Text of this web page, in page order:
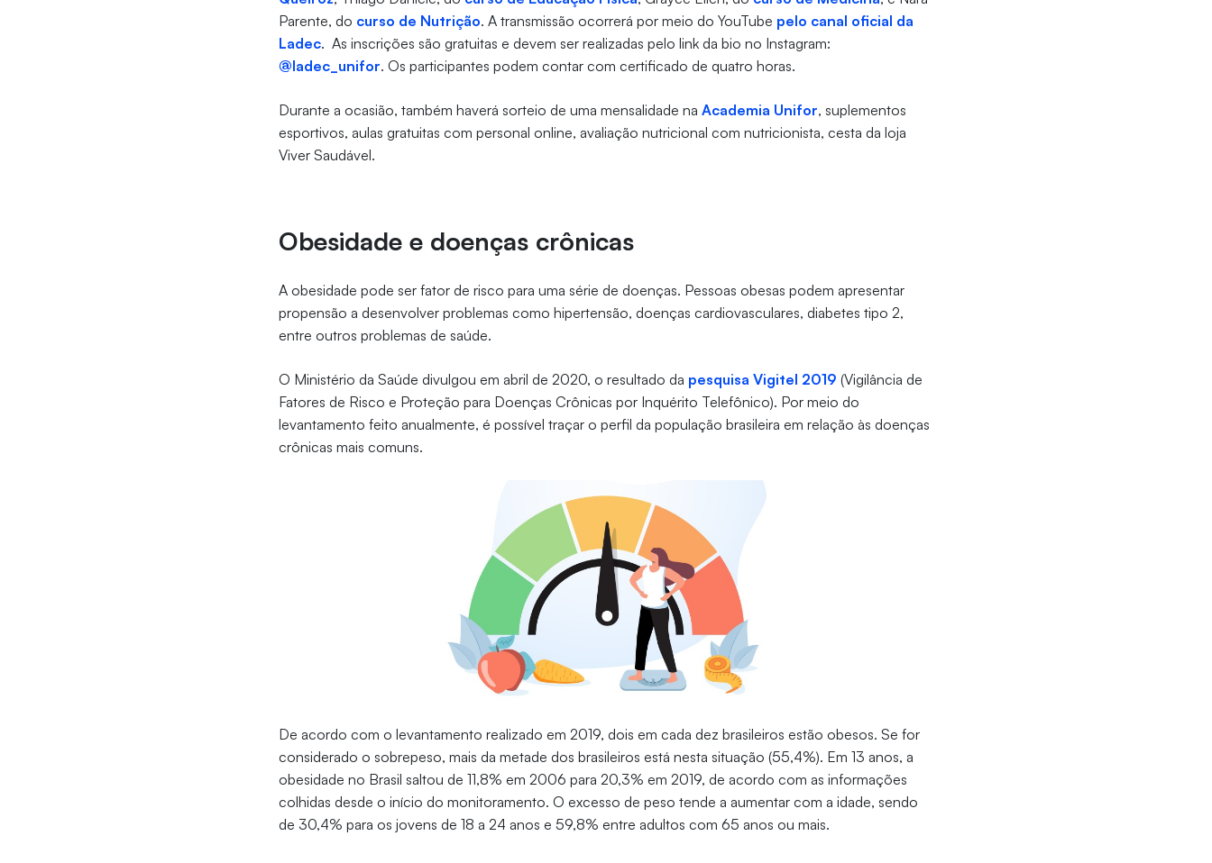
Parente, do curso de Nutrição. A transmissão ocorrerá por meio do YouTube pelo canal oficial da
Ladec. As inscrições são gratuitas e devem ser realizadas pelo link da bio no Instagram:
@ladec_unifor. Os participantes podem contar com certificado de quatro horas.
Durante a ocasião, também haverá sorteio de uma mensalidade naAcademia Unifor, suplementos
esportivos, aulas gratuitas com personal online, avaliação nutricional com nutricionista, cesta da loja
Viver Saudável.
Obesidade e doenças crônicas
A obesidade pode ser fator de risco para uma série de doenças. Pessoas obesas podem apresentar
propensão a desenvolver problemas como hipertensão, doenças cardiovasculares, diabetes tipo 2,
entre outros problemas de saúde.
O Ministério da Saúde divulgou em abril de 2020, o resultado da pesquisa Vigitel 2019 (Vigilância de
Fatores de Risco e Proteção para Doenças Crônicas por Inquérito Telefônico). Por meio do
levantamento feito anualmente, é possível traçar o perfil da população brasileira em relação às doenças
crônicas mais comuns.
De acordo com o levantamento realizado em 2019, dois em cada dez brasileiros estão obesos. Se for
considerado o sobrepeso, mais da metade dos brasileiros está nesta situação (55,4%). Em 13 anos, a
obesidade no Brasil saltou de 11,8% em 2006 para 20,3% em 2019, de acordo com as informações
colhidas desde o início do monitoramento. O excesso de peso tende a aumentar com a idade, sendo
de 30,4% para os jovens de 18 a 24 anos e 59,8% entre adultos com 65 anos ou mais.